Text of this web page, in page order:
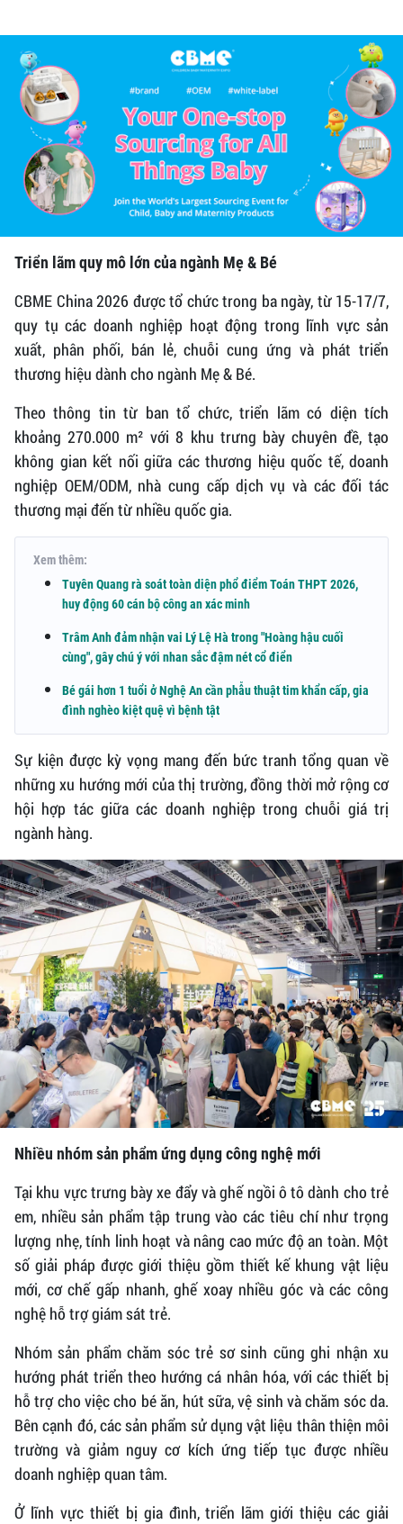
Triển lãm quy mô lớn của ngành Mẹ & Bé
CBME China 2026 được tổ chức trong ba ngày, từ 15-17/7,
quy tụ các doanh nghiệp hoạt động trong lĩnh vực sản
xuất, phân phối, bán lẻ, chuỗi cung ứng và phát triển
thương hiệu dành cho ngành Mẹ & Bé.
Theo thông tin từ ban tổ chức, triển lãm có diện tích
khoảng 270.000 m² với 8 khu trưng bày chuyên đề, tạo
không gian kết nối giữa các thương hiệu quốc tế, doanh
nghiệp OEM/ODM, nhà cung cấp dịch vụ và các đối tác
thương mại đến từ nhiều quốc gia.
Xem thêm:
Tuyên Quang rà soát toàn diện phổ điểm Toán THPT 2026,
huy động 60 cán bộ công an xác minh
Trâm Anh đảm nhận vai Lý Lệ Hà trong "Hoàng hậu cuối
cùng", gây chú ý với nhan sắc đậm nét cổ điển
Bé gái hơn 1 tuổi ở Nghệ An cần phẫu thuật tim khẩn cấp, gia
đình nghèo kiệt quệ vì bệnh tật
Sự kiện được kỳ vọng mang đến bức tranh tổng quan về
những xu hướng mới của thị trường, đồng thời mở rộng cơ
hội hợp tác giữa các doanh nghiệp trong chuỗi giá trị
ngành hàng.
Nhiều nhóm sản phẩm ứng dụng công nghệ mới
Tại khu vực trưng bày xe đẩy và ghế ngồi ô tô dành cho trẻ
em, nhiều sản phẩm tập trung vào các tiêu chí như trọng
lượng nhẹ, tính linh hoạt và nâng cao mức độ an toàn. Một
số giải pháp được giới thiệu gồm thiết kế khung vật liệu
mới, cơ chế gấp nhanh, ghế xoay nhiều góc và các công
nghệ hỗ trợ giám sát trẻ.
Nhóm sản phẩm chăm sóc trẻ sơ sinh cũng ghi nhận xu
hướng phát triển theo hướng cá nhân hóa, với các thiết bị
hỗ trợ cho việc cho bé ăn, hút sữa, vệ sinh và chăm sóc da.
Bên cạnh đó, các sản phẩm sử dụng vật liệu thân thiện môi
trường và giảm nguy cơ kích ứng tiếp tục được nhiều
doanh nghiệp quan tâm.
Ở lĩnh vực thiết bị gia đình, triển lãm giới thiệu các giải